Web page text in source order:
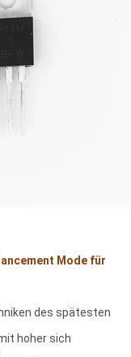
Mode für
des spätesten
hoher sich